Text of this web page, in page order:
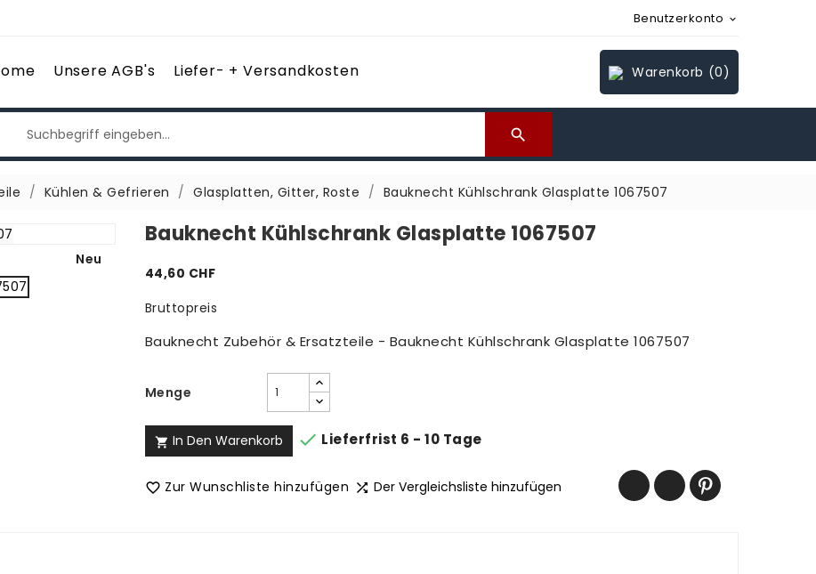
Benutzerkonto 
Unsere AGB's Liefer- + Versandkosten Warenkorb (0)

Kühlen & Gefrieren Glasplatten, Gitter, Roste Bauknecht Kühlschrank Glasplatte 1067507
Neu
Bauknecht Kühlschrank Glasplatte 1067507
44,60 CHF
Bruttopreis
Bauknecht Zubehör & Ersatzteile - Bauknecht Kühlschrank Glasplatte 1067507
Menge
 In Den Warenkorb  Lieferfrist 6 - 10 Tage
 Zur Wunschliste hinzufügen  Der Vergleichsliste hinzufügen